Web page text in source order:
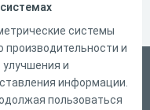
системы
производительности и
улучшения и
информации.
пользоваться